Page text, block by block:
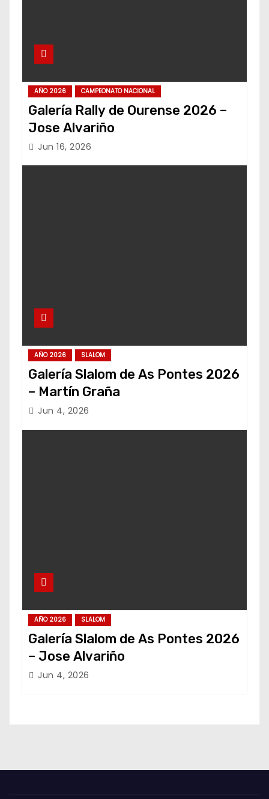
AÑO 2026 CAMPEONATO NACIONAL
Galería Rally de Ourense 2026 –
Jose Alvariño
Jun 16, 2026
AÑO 2026 SLALOM
Galería Slalom de As Pontes 2026
– Martín Graña
Jun 4, 2026
AÑO 2026 SLALOM
Galería Slalom de As Pontes 2026
– Jose Alvariño
Jun 4, 2026